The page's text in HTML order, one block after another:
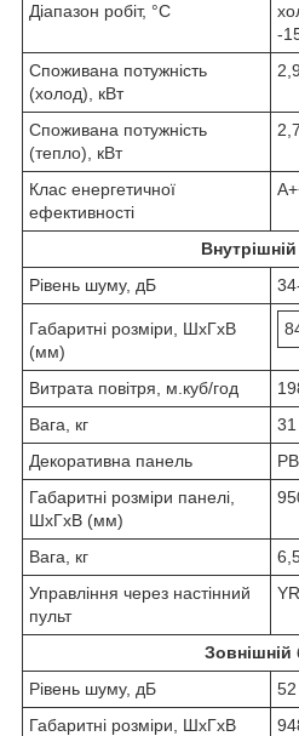
Діапазон робіт, °C
-
Споживана потужність
(холод), кВт
Споживана потужність
(тепло), кВт
Клас енергетичної
ефективності
Рівень шуму, дБ
Габаритні розміри, ШхГхВ
(мм)
Витрата повітря, м.куб/год
Вага, кг
31
Декоративна панель
Габаритні розміри панелі,
ШхГхВ (мм)
Вага, кг
Управління через настінний
пульт
Зовнішній
Рівень шуму, дБ
52
Габаритні розміри, ШхГхВ